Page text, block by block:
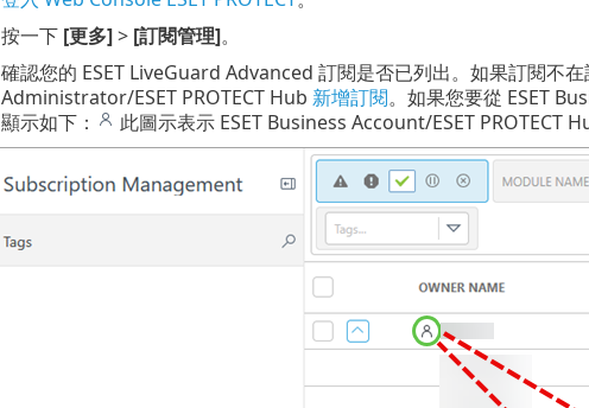
按一下 [更多]> [訂閱管理]。
確認您的 ESET LiveGuard Advanced 訂閱是否已列出。如果訂閱不
Administrator/ESET PROTECT Hub 新增訂閱。如果您要從 ESET
顯示如下：
此圖示表示 ESET Business Account/ESET PROTECT